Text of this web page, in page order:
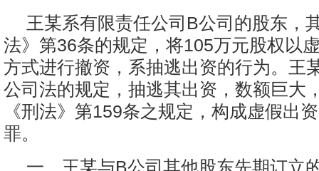
王某系有限责任公司B公司的股东，
法》第36条的规定，将105万元股权以
方式进行撤资，系抽逃出资的行为。王
公司法的规定，抽逃其出资，数额巨大
《刑法》第159条之规定，构成虚假出
罪。
一、王某与B公司其他股东先期订立